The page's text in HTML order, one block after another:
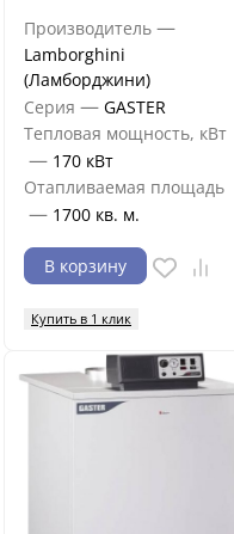
Производитель —
Lamborghini
(Ламборджини)
Серия — GASTER
Тепловая мощность, кВт
— 170 кВт
Отапливаемая площадь
— 1700 кв. м.
В корзину
Купить в 1 клик